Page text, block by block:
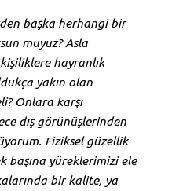
başka herhangi bir
muyuz? Asla
hayranlık
yakın olan
Onlara karşı
dış görünüşlerinden
Fiziksel güzellik
başına yüreklerimizi ele
bir kalite, ya